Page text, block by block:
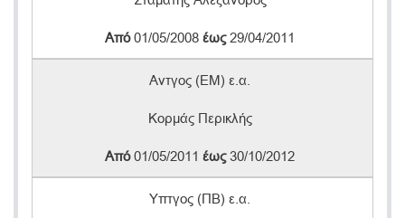
Από01/05/2008 έως29/04/2011
Αντγος (ΕΜ) ε.α.
Κορμάς Περικλής
Από01/05/2011 έως30/10/2012
Υπτγος (ΠΒ) ε.α.